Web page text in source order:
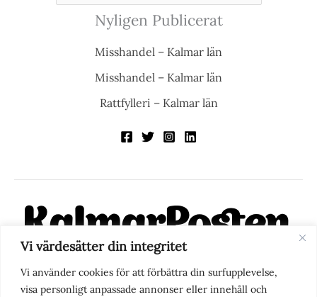
Vi värdesätter din integritet
Vi använder cookies för att förbättra din surfupplevelse,
visa personligt anpassade annonser eller innehåll och
Nyligen Publicerat
Misshandel – Kalmar län
Misshandel – Kalmar län
Rattfylleri – Kalmar län
KalmarPosten är en modern lokalnyhetstidning på nätet. Med
fokus på Kalmarregionen, men också med blick för det större
perspektivet, vill vi vara din självklara kanal för nyheter,